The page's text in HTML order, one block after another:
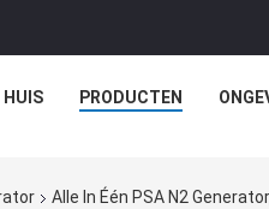
HUIS PRODUCTEN
Alle In Één PSA N2